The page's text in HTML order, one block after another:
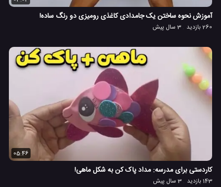
آموزش نحوه ساختن یک جامدادی کاغذی رومیزی دو رنگ ساده!
260 بازدید 3 سال پیش
05:46
کاردستی برای مدرسه: مداد پاک کن به شکل ماهی!
143 بازدید 3 سال پیش